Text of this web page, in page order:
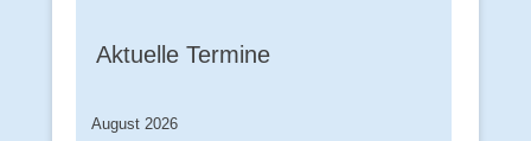
Aktuelle Termine
August 2026